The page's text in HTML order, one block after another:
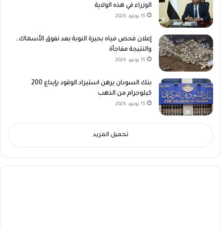
الوزراء في هذه الولاية
15 يونيو، 2026
إعلان فحص مياه بحيرة النوبة بعد نفوق الأسماك..
والنتيجة مفاجأة
15 يونيو، 2026
بنك السودان يرهن استيراد الوقود بإيداع 200
كيلوجرام من الذهب
15 يونيو، 2026
تحميل المزيد